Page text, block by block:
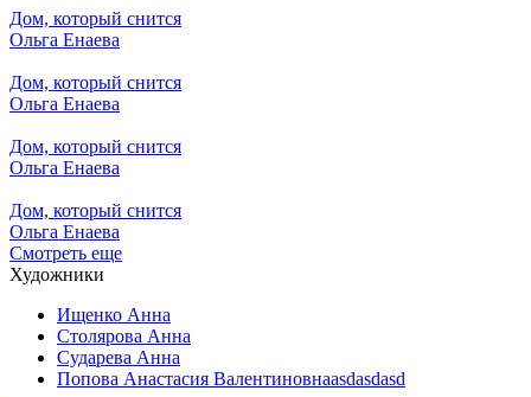
Дом, который снится
Ольга Енаева
Дом, который снится
Ольга Енаева
Дом, который снится
Ольга Енаева
Дом, который снится
Ольга Енаева
Смотреть еще
Художники
Ищенко Анна
Столярова Анна
Сударева Анна
Попова Анастасия Валентиновнаasdasdasd